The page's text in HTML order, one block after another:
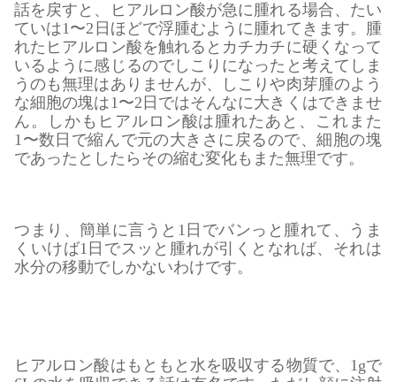
話を戻すと、ヒアルロン酸が急に腫れる場合、たい
ていは1〜2日ほどで浮腫むように腫れてきます。腫
れたヒアルロン酸を触れるとカチカチに硬くなって
いるように感じるのでしこりになったと考えてしま
うのも無理はありませんが、しこりや肉芽腫のよう
な細胞の塊は1〜2日ではそんなに大きくはできませ
ん。しかもヒアルロン酸は腫れたあと、これまた
1〜数日で縮んで元の大きさに戻るので、細胞の塊
であったとしたらその縮む変化もまた無理です。
つまり、簡単に言うと1日でバンっと腫れて、うま
くいけば1日でスッと腫れが引くとなれば、それは
水分の移動でしかないわけです。
ヒアルロン酸はもともと水を吸収する物質で、1gで